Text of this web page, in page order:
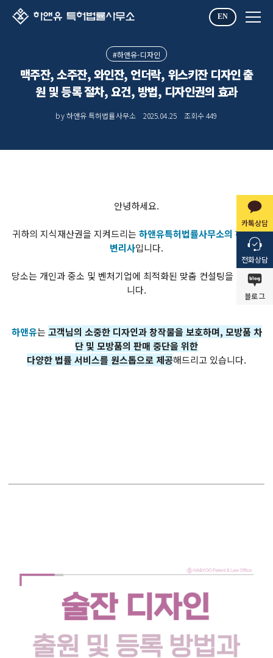
EN
카톡상담
전화상담
블로그
#하앤유-디자인
맥주잔, 소주잔, 와인잔, 언더락, 위스키잔 디자인 출
원 및 등록 절차, 요건, 방법, 디자인권의 효과
by 하앤유 특허법률사무소 2025.04.25 조회수449
안녕하세요.
귀하의 지식재산권을 지켜드리는 하앤유특허법률사무소의 하수준
변리사입니다.
당소는 개인과 중소 및 벤처기업에 최적화된 맞춤 컨설팅을 제공합
니다.
하앤유는 고객님의 소중한 디자인과 창작물을 보호하며, 모방품 차
단 및 모방품의 판매 중단을 위한
다양한 법률 서비스를 원스톱으로 제공해드리고 있습니다.